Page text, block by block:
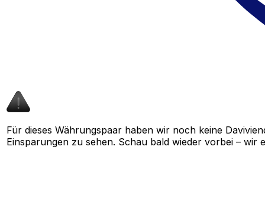
Für dieses Währungspaar haben wir noch keine
Einsparungen zu sehen. Schau bald wieder vorbei –